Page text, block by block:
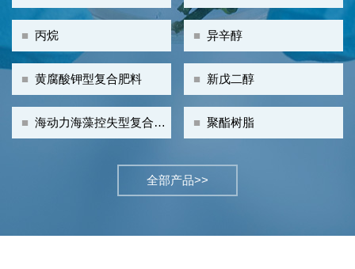
■异辛醇
■ 丙烷
■ 新戊二醇
■ 黄腐酸钾型复合肥料
■聚酯树脂
■ 海动力海藻控失型复合肥
全部产品>>